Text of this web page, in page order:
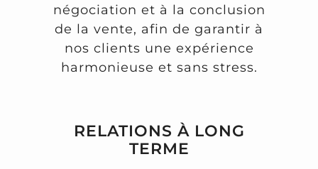
négociation et à la conclusion
de la vente, afin de garantir à
nos clients une expérience
harmonieuse et sans stress.
RELATIONS À LONG
TERME